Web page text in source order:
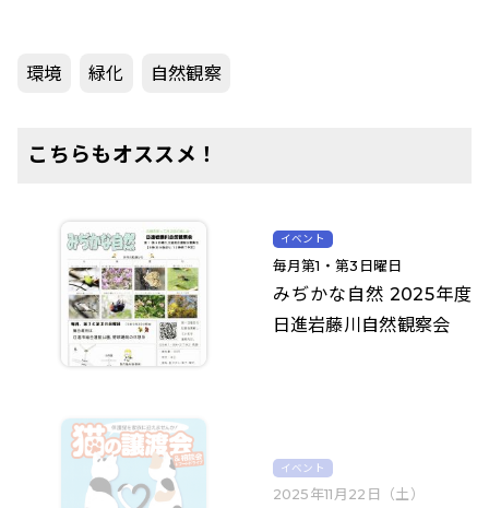
環境 緑化 自然観察
こちらもオススメ！
イベント
毎月第1・第3日曜日
みぢかな自然 2025年度
日進岩藤川自然観察会
イベント
2025年11月22日（土）